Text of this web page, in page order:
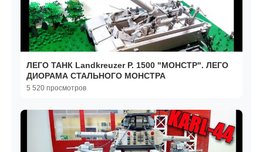
ЛЕГО ТАНК Landkreuzer P. 1500 "МОНСТР". ЛЕГО
ДИОРАМА СТАЛЬНОГО МОНСТРА
5 520 просмотров